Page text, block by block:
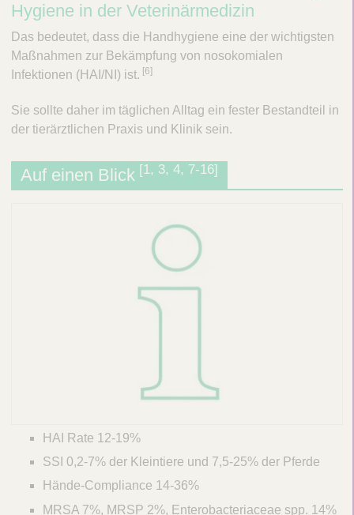
Hygiene in der Veterinärmedizin
Das bedeutet, dass die Handhygiene eine der wichtigsten
Maßnahmen zur Bekämpfung von nosokomialen
Infektionen (HAI/NI) ist. ​[6]
Sie sollte daher im täglichen Alltag ein fester Bestandteil in
der tierärztlichen Praxis und Klinik sein.
Auf einen Blick [1, 3, 4, 7-16]
HAI Rate 12-19%
SSI 0,2-7% der Kleintiere und 7,5-25% der Pferde
Hände-Compliance 14-36%
MRSA 7%, MRSP 2%, Enterobacteriaceae spp. 14%